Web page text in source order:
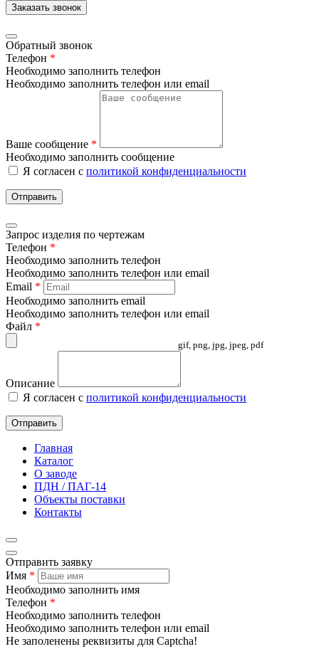
Заказать звонок
Обратный звонок
Телефон *
Необходимо заполнить телефон
Необходимо заполнить телефон или email
Ваше сообщение *
Необходимо заполнить сообщение
Я согласен с политикой конфиденциальности
Отправить
Запрос изделия по чертежам
Телефон *
Необходимо заполнить телефон
Необходимо заполнить телефон или email
Email *
Необходимо заполнить email
Необходимо заполнить телефон или email
Файл *
gif, png, jpg, jpeg, pdf
Описание
Я согласен с политикой конфиденциальности
Отправить
Главная
Каталог
О заводе
ПДН / ПАГ-14
Объекты поставки
Контакты
Отправить заявку
Имя *
Необходимо заполнить имя
Телефон *
Необходимо заполнить телефон
Необходимо заполнить телефон или email
Не заполенены реквизиты для Captcha!